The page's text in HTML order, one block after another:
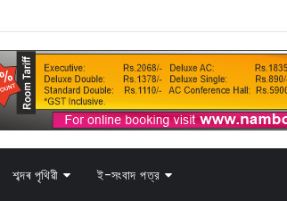
শব্দৰ পৃথিৱী ই-সংবাদ পত্র